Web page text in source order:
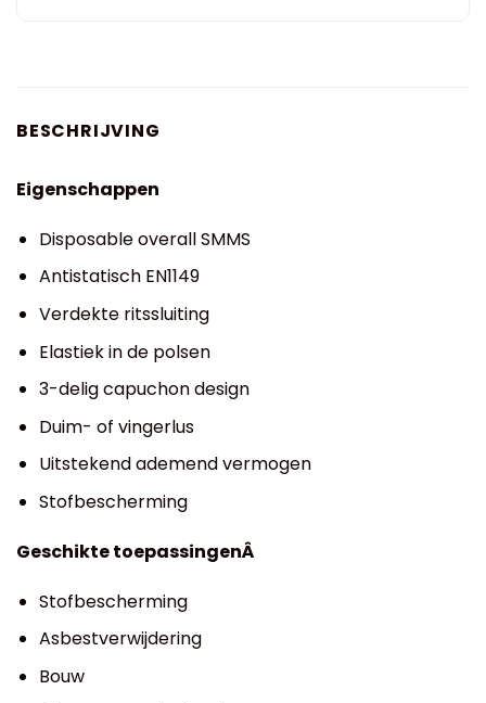
BESCHRIJVING
Eigenschappen
Disposable overall SMMS
Antistatisch EN1149
Verdekte ritssluiting
Elastiek in de polsen
3-delig capuchon design
Duim- of vingerlus
Uitstekend ademend vermogen
Stofbescherming
Geschikte toepassingenÂ
Stofbescherming
Asbestverwijdering
Bouw